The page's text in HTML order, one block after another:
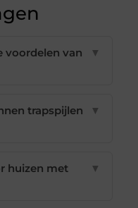
voordelen van
▼
trapspijlen
▼
huizen met
▼